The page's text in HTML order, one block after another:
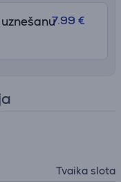
7.99 €
Tvaika slota